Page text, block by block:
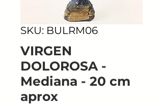
SKU: BULRM06
VIRGEN
DOLOROSA -
Mediana - 20 cm
aprox